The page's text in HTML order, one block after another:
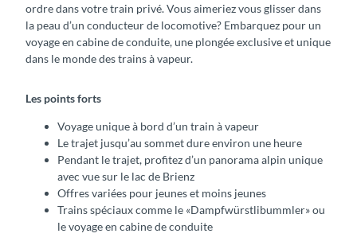
ordre dans votre train privé. Vous aimeriez vous glisser dans
la peau d’un conducteur de locomotive? Embarquez pour un
voyage en cabine de conduite, une plongée exclusive et unique
dans le monde des trains à vapeur.
Les points forts
Voyage unique à bord d’un train à vapeur
Le trajet jusqu’au sommet dure environ une heure
Pendant le trajet, profitez d’un panorama alpin unique
avec vue sur le lac de Brienz
Offres variées pour jeunes et moins jeunes
Trains spéciaux comme le «Dampfwürstlibummler» ou
le voyage en cabine de conduite